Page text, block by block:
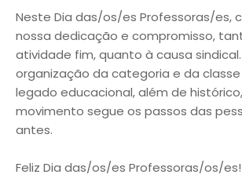
Neste Dia das/os/es Professoras/es,
nossa dedicação e compromisso,
atividade fim, quanto à causa
organização da categoria e da
legado educacional, além de
movimento segue os passos das
antes.
Feliz Dia das/os/es Professoras/os/es!